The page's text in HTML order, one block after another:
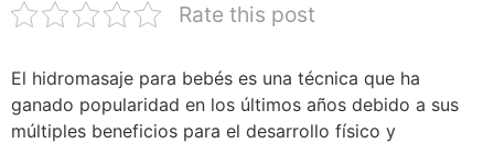
Rate this post
El hidromasaje para bebés es una técnica que ha
ganado popularidad en los últimos años debido a sus
múltiples beneficios para el desarrollo físico y